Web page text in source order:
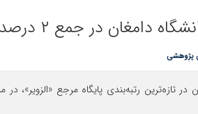
۲ درصد دانشمندان برتر جهان ۲۰۲۵
پژوهشی